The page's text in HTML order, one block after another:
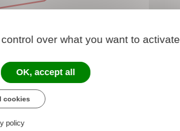
over what you want to activate
OK, accept all
cookies
policy